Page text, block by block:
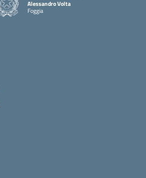
Alessandro Volta
Foggia
— Visita la pagina iniziale della scuola